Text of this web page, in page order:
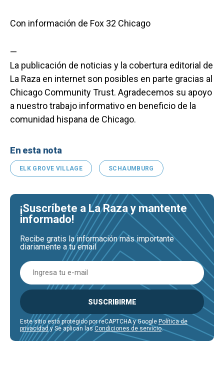
Con información de Fox 32 Chicago
—
La publicación de noticias y la cobertura editorial de
La Raza en internet son posibles en parte gracias al
Chicago Community Trust. Agradecemos su apoyo
a nuestro trabajo informativo en beneficio de la
comunidad hispana de Chicago.
En esta nota
ELK GROVE VILLAGE SCHAUMBURG
¡Suscríbete a La Raza y mantente
informado!
Recibe gratis la información más importante
diariamente a tu email
SUSCRIBIRME
Este sitio está protegido por reCAPTCHA y Google Política de
privacidad y Se aplican lasCondiciones de servicio.